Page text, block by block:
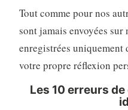
Tout comme pour nos
sont jamais envoyées
enregistrées uniquement
votre propre réflexion
Les 10 erreurs